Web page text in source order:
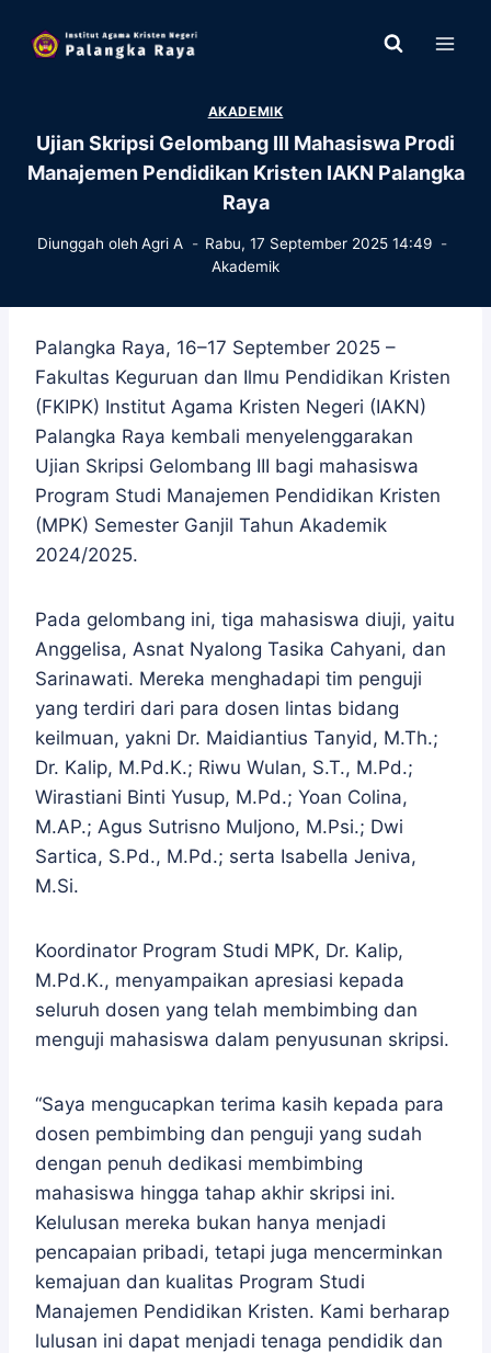
AKADEMIK
Ujian Skripsi Gelombang III Mahasiswa Prodi
Manajemen Pendidikan Kristen IAKN Palangka
Raya
Diunggah oleh Agri A
Rabu, 17 September 2025 14:49
Akademik
Palangka Raya, 16–17 September 2025 –
Fakultas Keguruan dan Ilmu Pendidikan Kristen
(FKIPK) Institut Agama Kristen Negeri (IAKN)
Palangka Raya kembali menyelenggarakan
Ujian Skripsi Gelombang III bagi mahasiswa
Program Studi Manajemen Pendidikan Kristen
(MPK) Semester Ganjil Tahun Akademik
2024/2025.
Pada gelombang ini, tiga mahasiswa diuji, yaitu
Anggelisa, Asnat Nyalong Tasika Cahyani, dan
Sarinawati. Mereka menghadapi tim penguji
yang terdiri dari para dosen lintas bidang
keilmuan, yakni Dr. Maidiantius Tanyid, M.Th.;
Dr. Kalip, M.Pd.K.; Riwu Wulan, S.T., M.Pd.;
Wirastiani Binti Yusup, M.Pd.; Yoan Colina,
M.AP.; Agus Sutrisno Muljono, M.Psi.; Dwi
Sartica, S.Pd., M.Pd.; serta Isabella Jeniva,
M.Si.
Koordinator Program Studi MPK, Dr. Kalip,
M.Pd.K., menyampaikan apresiasi kepada
seluruh dosen yang telah membimbing dan
menguji mahasiswa dalam penyusunan skripsi.
“Saya mengucapkan terima kasih kepada para
dosen pembimbing dan penguji yang sudah
dengan penuh dedikasi membimbing
mahasiswa hingga tahap akhir skripsi ini.
Kelulusan mereka bukan hanya menjadi
pencapaian pribadi, tetapi juga mencerminkan
kemajuan dan kualitas Program Studi
Manajemen Pendidikan Kristen. Kami berharap
lulusan ini dapat menjadi tenaga pendidik dan